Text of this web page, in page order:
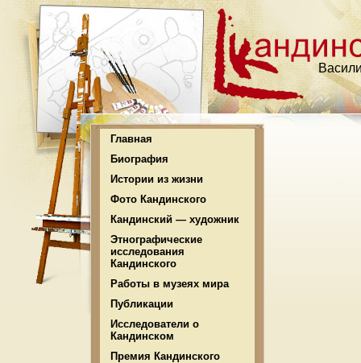
Главная
Биография
Истории из жизни
Фото Кандинского
Кандинский — художник
Этнографические
исследования
Кандинского
Работы в музеях мира
Публикации
Исследователи о
Кандинском
Премия Кандинского